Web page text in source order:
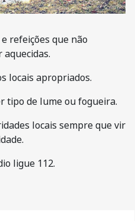
refeições que não
aquecidas.
locais apropriados.
tipo de lume ou fogueira.
locais sempre que vir
ligue 112.